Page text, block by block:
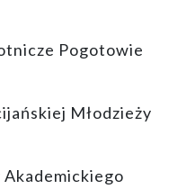
Pogotowie
Młodzieży
Akademickiego